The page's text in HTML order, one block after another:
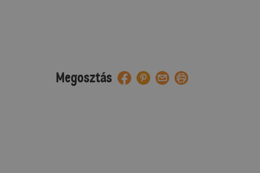
Megosztás